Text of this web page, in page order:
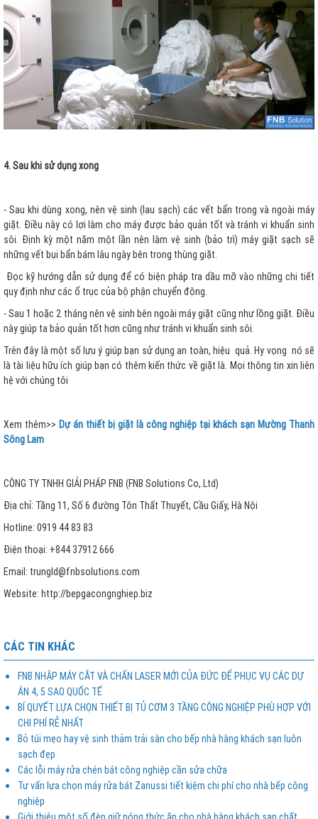
4. Sau khi sử dụng xong
- Sau khi dùng xong, nên vệ sinh (lau sạch) các vết bẩn trong và ngoài máy
giặt. Điều này có lợi làm cho máy được bảo quản tốt và tránh vi khuẩn sinh
sôi. Định kỳ một năm một lần nên làm vệ sinh (bảo trì) máy giặt sạch sẽ
những vết bụi bẩn bám lâu ngày bên trong thùng giặt.
Đọc kỹ hướng dẫn sử dụng để có biện pháp tra dầu mỡ vào những chi tiết
quy định như các ổ trục của bộ phận chuyển động.
- Sau 1 hoặc 2 tháng nên vệ sinh bên ngoài máy giặt cũng như lồng giặt. Điều
này giúp ta bảo quản tốt hơn cũng như tránh vi khuẩn sinh sôi.
Trên đây là một số lưu ý giúp bạn sử dụng an toàn, hiệu quả. Hy vọng nó sẽ
là tài liệu hữu ích giúp bạn có thêm kiến thức về giặt là. Mọi thông tin xin liên
hệ với chúng tôi
Xem thêm>> Dự án thiết bị giặt là công nghiệp tại khách sạn Mường Thanh
Sông Lam
CÔNG TY TNHH GIẢI PHÁP FNB (FNB Solutions Co,.Ltd)
Địa chỉ: Tầng 11, Số 6 đường Tôn Thất Thuyết, Cầu Giấy, Hà Nội
Hotline: 0919 44 83 83
Điện thoại: +844 37912 666
Email: trungld@fnbsolutions.com
Website: http://bepgacongnghiep.biz
CÁC TIN KHÁC
FNB NHẬP MÁY CẮT VÀ CHẤN LASER MỚI CỦA ĐỨC ĐỂ PHỤC VỤ CÁC DỰ
ÁN 4, 5 SAO QUỐC TẾ
BÍ QUYẾT LỰA CHỌN THIẾT BỊ TỦ CƠM 3 TẦNG CÔNG NGHIỆP PHÙ HỢP VỚI
CHI PHÍ RẺ NHẤT
Bỏ túi mẹo hay vệ sinh thảm trải sàn cho bếp nhà hàng khách sạn luôn
sạch đẹp
Các lỗi máy rửa chén bát công nghiệp cần sửa chữa
Tư vấn lựa chọn máy rửa bát Zanussi tiết kiệm chi phí cho nhà bếp công
nghiệp